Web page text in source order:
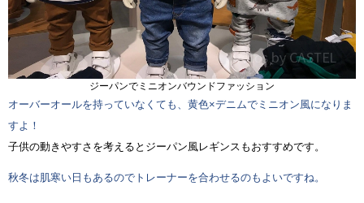
ジーパンでミニオンバウンドファッション
オーバーオールを持っていなくても、黄色×デニムでミニオン風になりま
すよ！
子供の動きやすさを考えるとジーパン風レギンスもおすすめです。
秋冬は肌寒い日もあるのでトレーナーを合わせるのもよいですね。